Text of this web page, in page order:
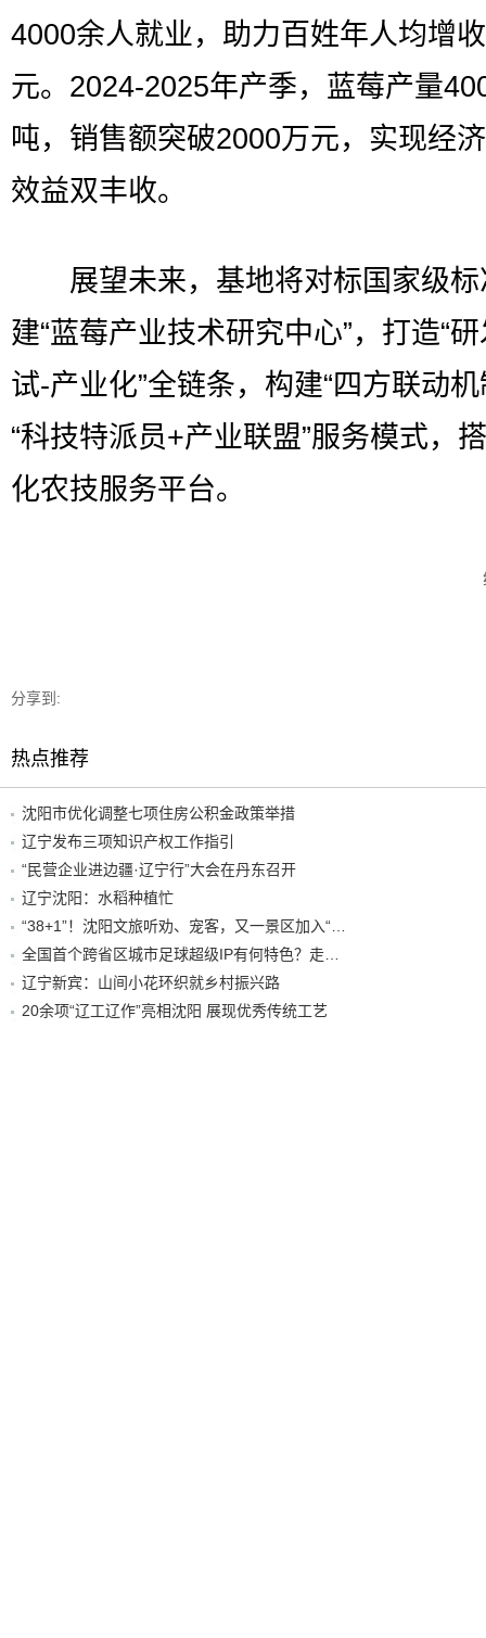
4000余人就业，助力百姓年人均增
元。2024-2025年产季，蓝莓产量
吨，销售额突破2000万元，实现经
效益双丰收。
展望未来，基地将对标国家级标
建“蓝莓产业技术研究中心”，打造“
试-产业化”全链条，构建“四方联动机
“科技特派员+产业联盟”服务模式，
化农技服务平台。
分享到:
热点推荐
沈阳市优化调整七项住房公积金政策举措
辽宁发布三项知识产权工作指引
“民营企业进边疆·辽宁行”大会在丹东召开
辽宁沈阳：水稻种植忙
辽宁新宾：山间小花环织就乡村振兴路
20余项“辽工辽作”亮相沈阳 展现优秀传统工艺